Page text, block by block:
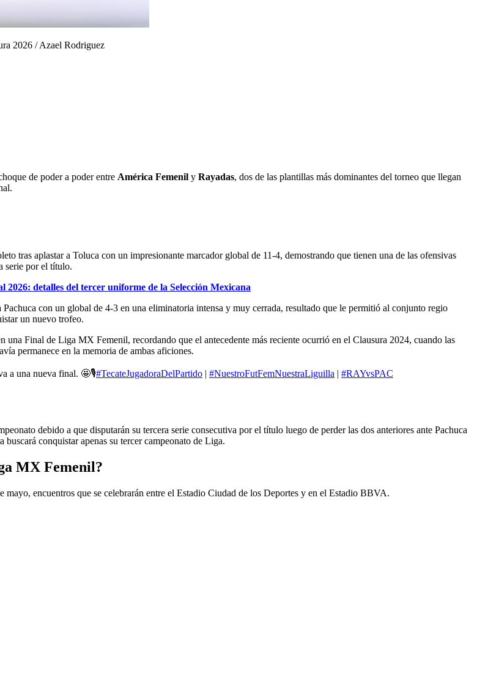
2026 /Azael Rodriguez
de poder a poder entre América Femenil y Rayadas, dos de las plantillas más dominantes del torneo que llegan
tras aplastar a Toluca con un impresionante marcador global de 11-4, demostrando que tienen una de las ofensivas
serie por el título.
detalles del tercer uniforme de la Selección Mexicana
con un global de 4-3 en una eliminatoria intensa y muy cerrada, resultado que le permitió al conjunto regio
un nuevo trofeo.
una Final de Liga MX Femenil, recordando que el antecedente más reciente ocurrió en el Clausura 2024, cuando las
permanece en la memoria de ambas aficiones.
a una nueva final. 🤩🎙️#TecateJugadoraDelPartido | #NuestroFutFemNuestraLiguilla | #RAYvsPAC
debido a que disputarán su tercera serie consecutiva por el título luego de perder las dos anteriores ante Pachuca
conquistar apenas su tercer campeonato de Liga.
MX Femenil?
encuentros que se celebrarán entre el Estadio Ciudad de los Deportes y en el Estadio BBVA.